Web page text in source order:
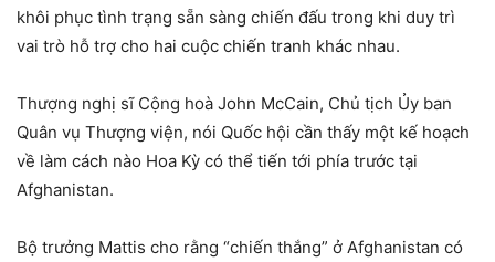
khôi phục tình trạng sẵn sàng chiến đấu trong khi duy trì
vai trò hỗ trợ cho hai cuộc chiến tranh khác nhau.
Thượng nghị sĩ Cộng hoà John McCain, Chủ tịch Ủy ban
Quân vụ Thượng viện, nói Quốc hội cần thấy một kế hoạch
về làm cách nào Hoa Kỳ có thể tiến tới phía trước tại
Afghanistan.
Bộ trưởng Mattis cho rằng “chiến thắng” ở Afghanistan có